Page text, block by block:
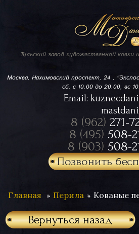
Тульский завод художественной ковки
Москва, Нахимовский проспект, 24 ,
сб. с 10.00 до 20.00, вс
Email:
8 (962) 271-
8 (495) 508-
8 (903) 508-
Позвонить
Главная Перила Кованые
Вернуться назад